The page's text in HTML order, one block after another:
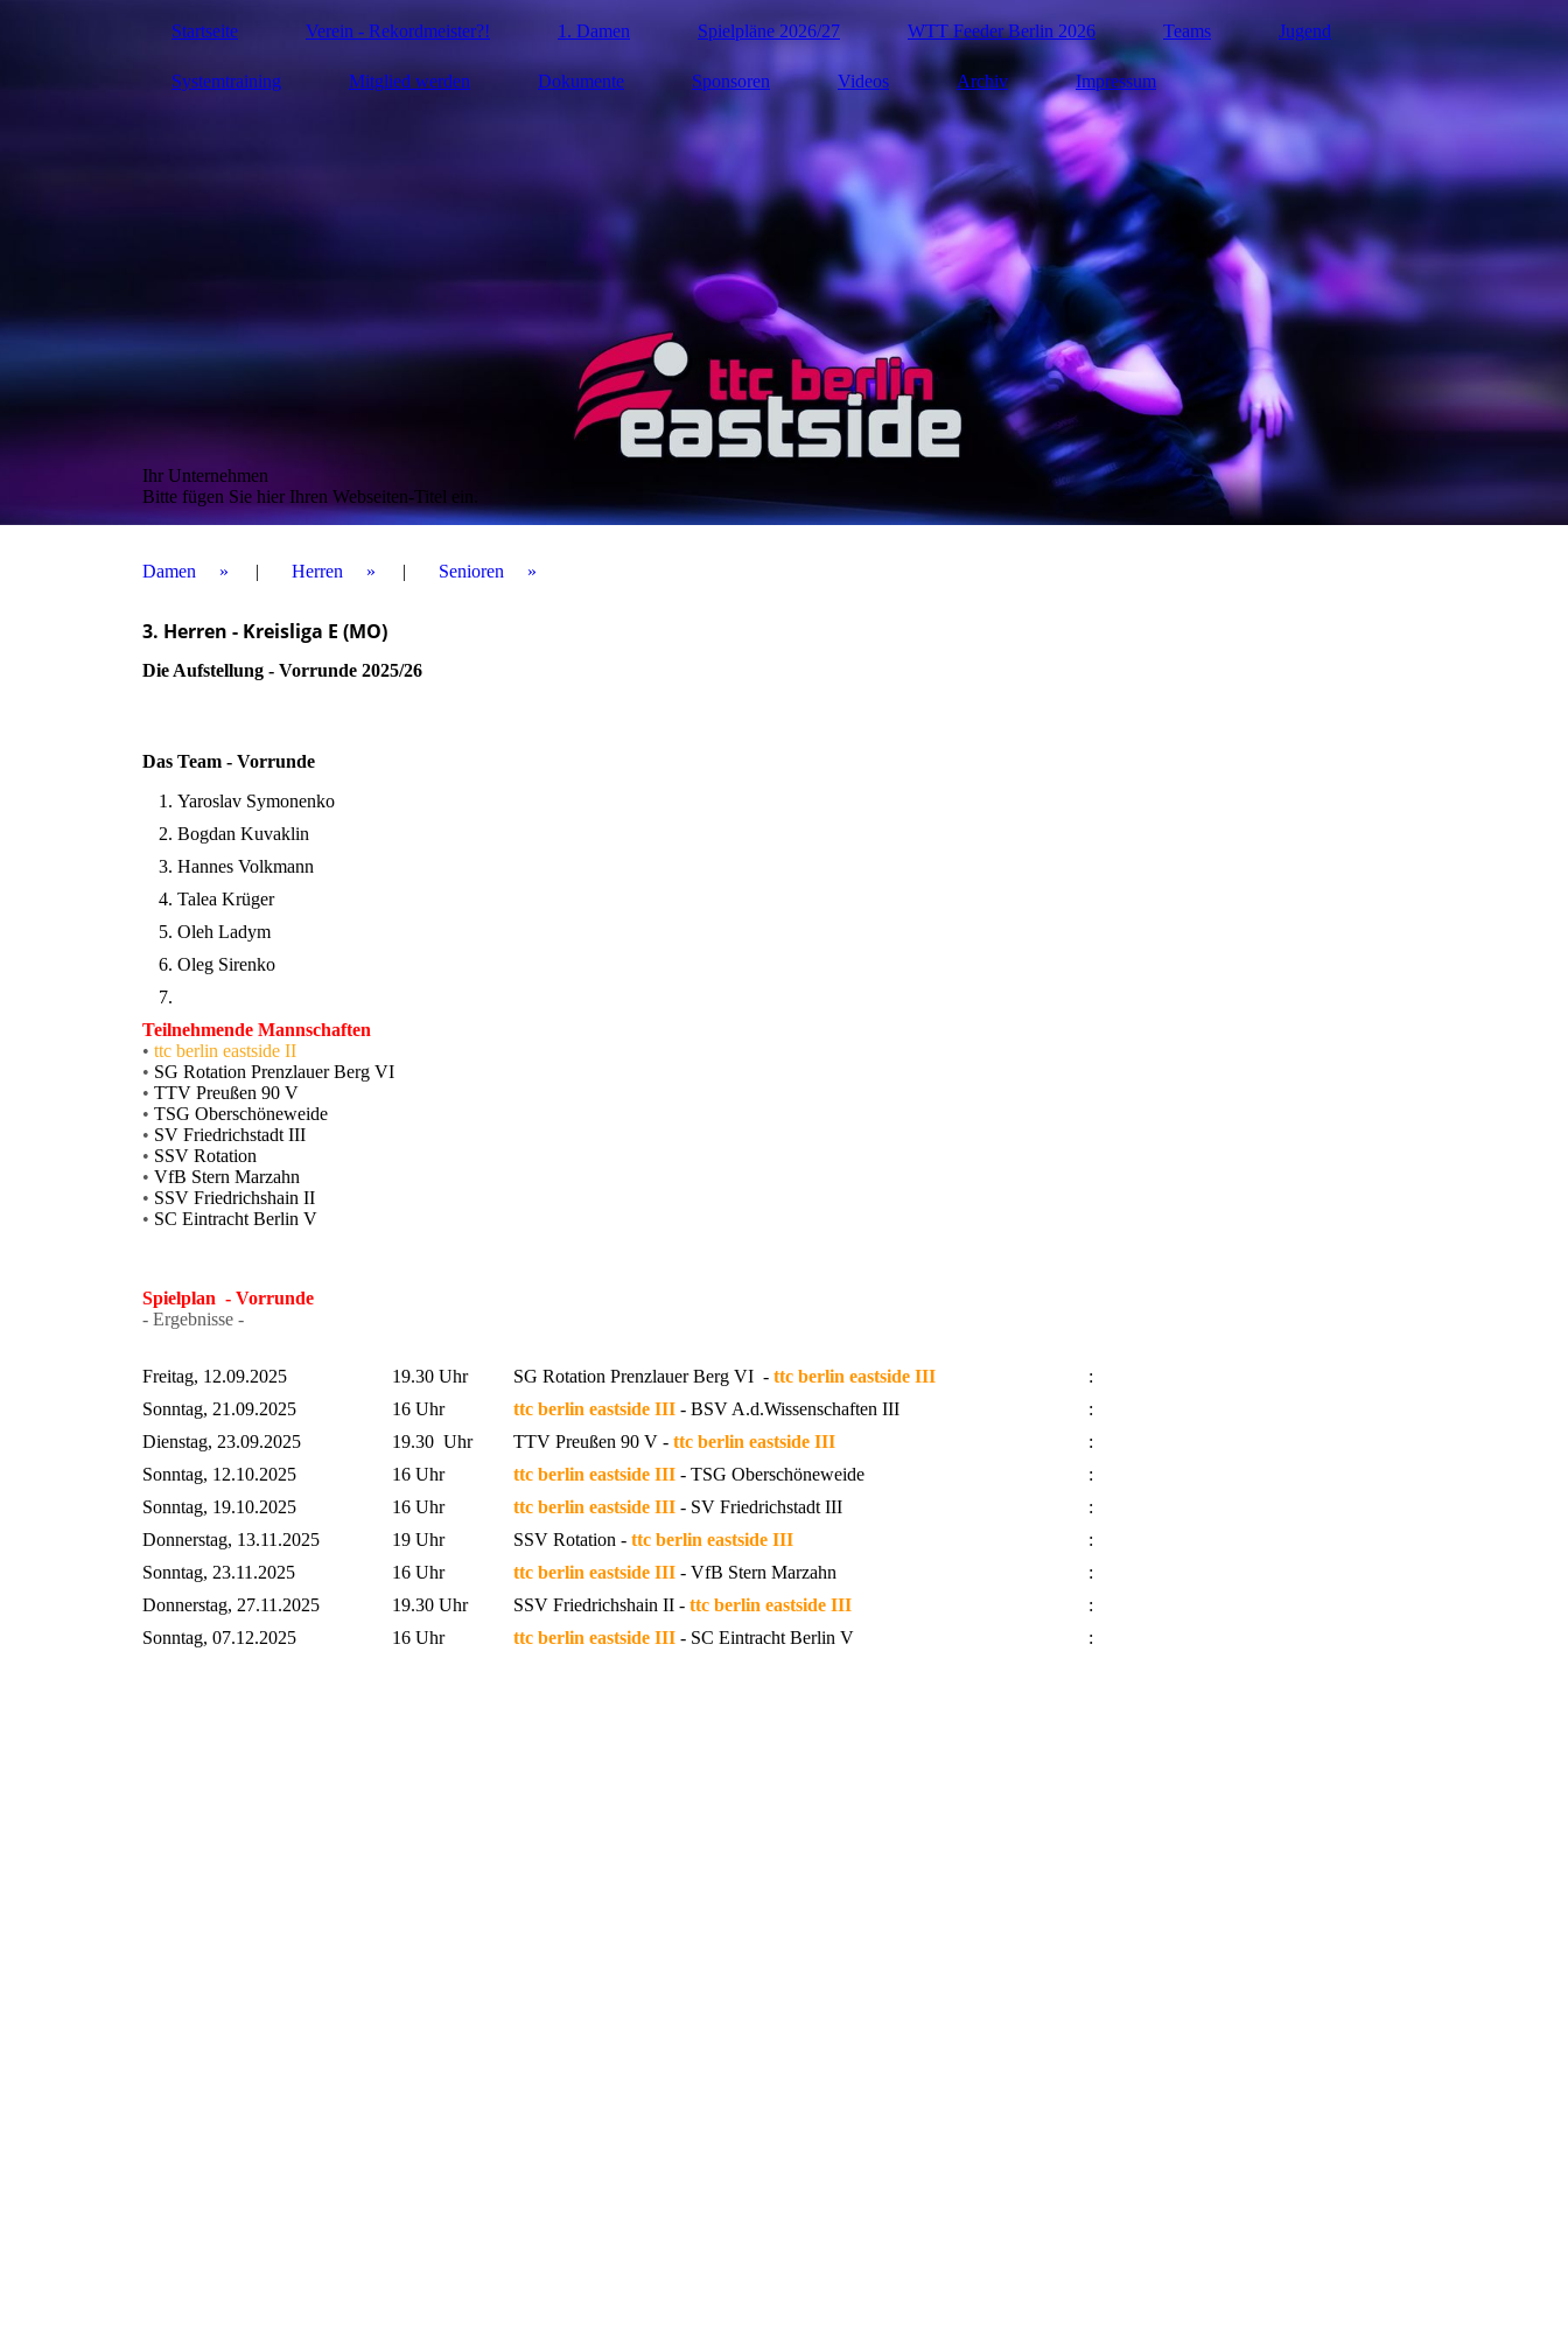
Startseite Verein - Rekordmeister?! 1. Damen Spielpläne 2026/27 WTT Feeder Berlin 2026 Teams Jugend
Systemtraining Mitglied werden Dokumente Sponsoren Videos Archiv Impressum
Ihr Unternehmen
Bitte fügen Sie hier Ihren Webseiten-Titel ein.
Damen Herren Senioren
3. Herren - Kreisliga E (MO)
Die Aufstellung - Vorrunde 2025/26
Das Team - Vorrunde
Yaroslav Symonenko
Bogdan Kuvaklin
Hannes Volkmann
Talea Krüger
Oleh Ladym
Oleg Sirenko
Teilnehmende Mannschaften
• ttc berlin eastside II
• SG Rotation Prenzlauer Berg VI
• TTV Preußen 90 V
• TSG Oberschöneweide
• SV Friedrichstadt III
• SSV Rotation
• VfB Stern Marzahn
• SSV Friedrichshain II
• SC Eintracht Berlin V
Spielplan - Vorrunde
- Ergebnisse -
Freitag, 12.09.2025 19.30 Uhr SG Rotation Prenzlauer Berg VI - ttc berlin eastside III
:
Sonntag, 21.09.2025
16 Uhr ttc berlin eastside III - BSV A.d.Wissenschaften III
:
Dienstag, 23.09.2025
19.30 Uhr TTV Preußen 90 V - ttc berlin eastside III
:
Sonntag, 12.10.2025
16 Uhr ttc berlin eastside III - TSG Oberschöneweide
:
Sonntag, 19.10.2025
16 Uhr ttc berlin eastside III - SV Friedrichstadt III
:
Donnerstag, 13.11.2025
19 Uhr SSV Rotation - ttc berlin eastside III
:
Sonntag, 23.11.2025
16 Uhr ttc berlin eastside III - VfB Stern Marzahn
:
Donnerstag, 27.11.2025
19.30 Uhr SSV Friedrichshain II - ttc berlin eastside III
:
Sonntag, 07.12.2025
16 Uhr ttc berlin eastside III - SC Eintracht Berlin V :